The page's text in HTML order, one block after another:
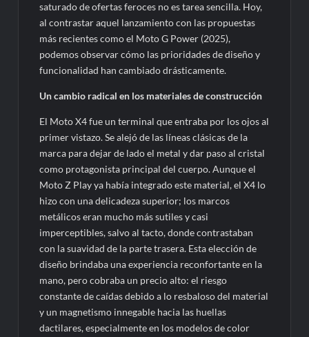
saturado de ofertas feroces no es tarea sencilla. Hoy,
al contrastar aquel lanzamiento con las propuestas
más recientes como el Moto G Power (2025),
podemos observar cómo las prioridades de diseño y
funcionalidad han cambiado drásticamente.
Un cambio radical en los materiales de construcción
El Moto X4 fue un terminal que entraba por los ojos al
primer vistazo. Se alejó de las líneas clásicas de la
marca para dejar de lado el metal y dar paso al cristal
como protagonista principal del cuerpo. Aunque el
Moto Z Play ya había integrado este material, el X4 lo
hizo con una delicadeza superior; los marcos
metálicos eran mucho más sutiles y casi
imperceptibles, salvo al tacto, donde contrastaban
con la suavidad de la parte trasera. Esta elección de
diseño brindaba una experiencia reconfortante en la
mano, pero cobraba un precio alto: el riesgo
constante de caídas debido a lo resbaloso del material
y un magnetismo innegable hacia las huellas
dactilares, especialmente en los modelos de color